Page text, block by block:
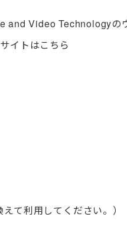
Video Technologyの
イトはこちら
て利用してください。）